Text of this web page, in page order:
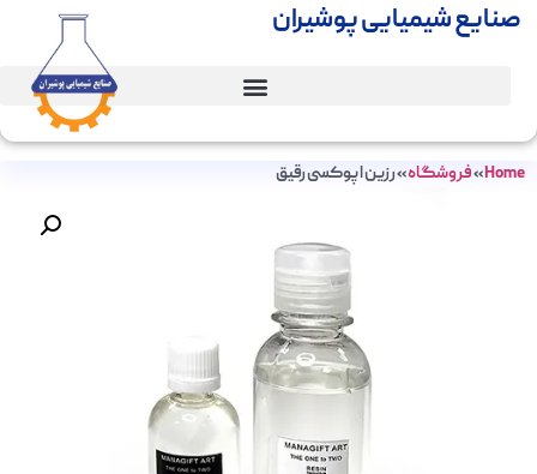
صنایع شیمیایی پوشیران
Home
»فروشگاه»رزین اپوکسی رقیق